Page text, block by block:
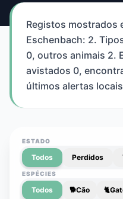
Registos mostrados
Eschenbach: 2.
0, outros animais 2.
avistados 0,
últimos alertas
ESTADO
Todos Perdidos
ESPÉCIES
Todos 🐕Cão 🐈